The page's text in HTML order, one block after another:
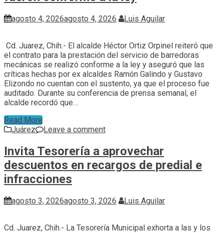
agosto 4, 2026agosto 4, 2026 Luis Aguilar
Cd. Juarez, Chih.- El alcalde Héctor Ortiz Orpinel reiteró que
el contrato para la prestación del servicio de barredoras
mecánicas se realizó conforme a la ley y aseguró que las
críticas hechas por ex alcaldes Ramón Galindo y Gustavo
Elizondo no cuentan con el sustento, ya que el proceso fue
auditado. Durante su conferencia de prensa semanal, el
alcalde recordó que…
Read More
Juárez
Leave a comment
Invita Tesorería a aprovechar
descuentos en recargos de predial e
infracciones
agosto 3, 2026agosto 3, 2026 Luis Aguilar
Cd. Juarez, Chih.- La Tesorería Municipal exhorta a las y los